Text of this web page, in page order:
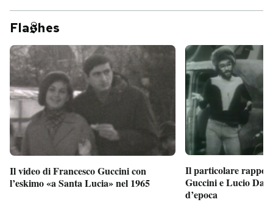
Fla hes
Il video di Francesco Guccini con
l’eskimo «a Santa Lucia» nel 1965
Il particolare
Guccini e Lucio
d’epoca